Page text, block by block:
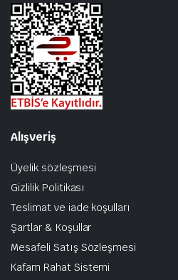
Alışveriş
Üyelik sözleşmesi
Gizlilik Politikası
Teslimat ve iade koşulları
Şartlar & Koşullar
Mesafeli Satış Sözleşmesi
Kafam Rahat Sistemi